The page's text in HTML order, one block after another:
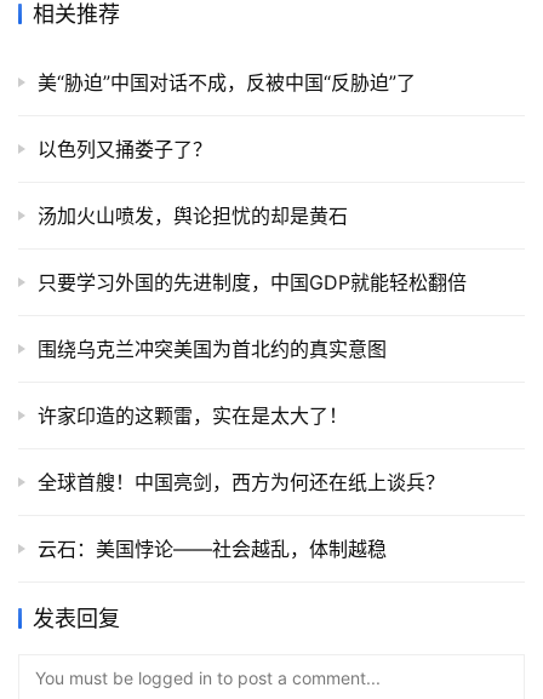
相关推荐
美“胁迫”中国对话不成，反被中国“反胁迫”了
以色列又捅娄子了？
汤加火山喷发，舆论担忧的却是黄石
只要学习外国的先进制度，中国GDP就能轻松翻倍
围绕乌克兰冲突美国为首北约的真实意图
许家印造的这颗雷，实在是太大了！
全球首艘！中国亮剑，西方为何还在纸上谈兵？
云石：美国悖论——社会越乱，体制越稳
发表回复
You must be logged in to post a comment...